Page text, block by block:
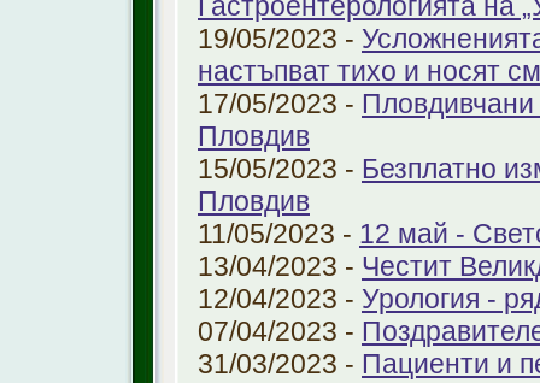
19/05/2023 -
настъпват тихо и носят
17/05/2023 -
Пловдив
15/05/2023 - Безплатно
Пловдив
11/05/2023 - 12 май -
13/04/2023 - Честит
12/04/2023 - Урология -
07/04/2023 -
31/03/2023 - Пациенти и